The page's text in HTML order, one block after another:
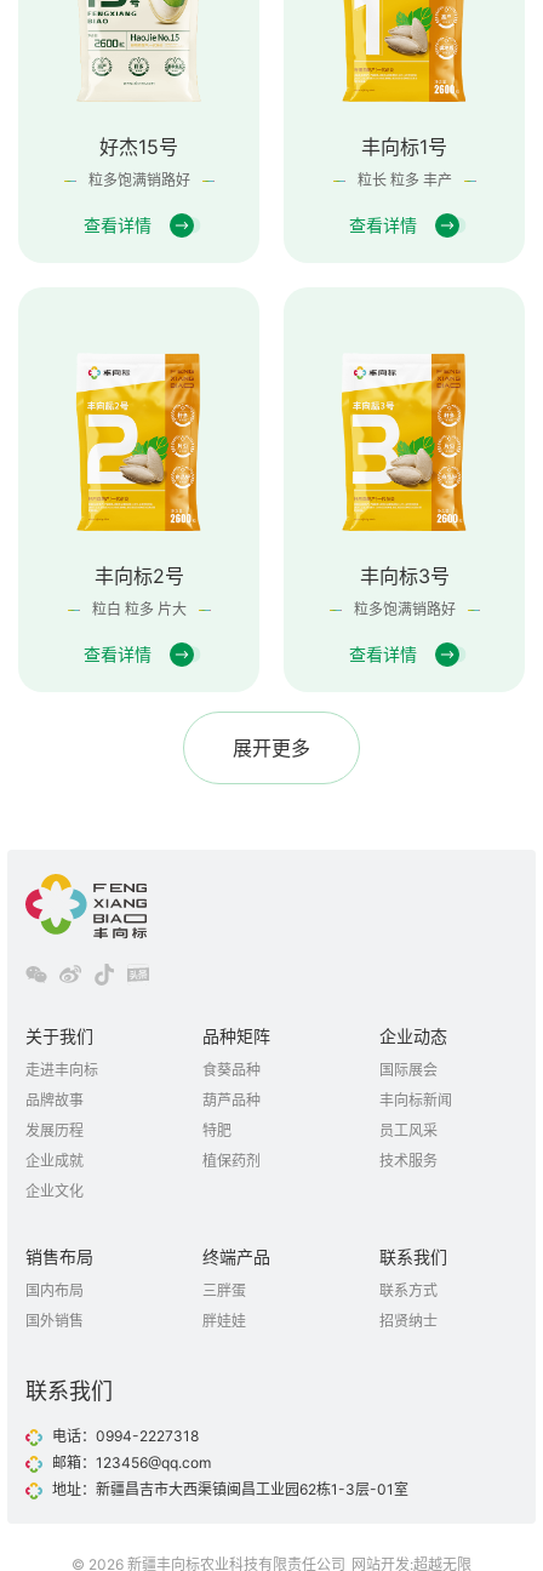
好杰15号
粒多饱满销路好
查看详情
丰向标1号
粒长 粒多 丰产
查看详情
丰向标2号
粒白 粒多 片大
查看详情
丰向标3号
粒多饱满销路好
查看详情
展开更多
关于我们
走进丰向标
品牌故事
发展历程
企业成就
企业文化
品种矩阵
食葵品种
葫芦品种
特肥
植保药剂
企业动态
国际展会
丰向标新闻
员工风采
技术服务
销售布局
国内布局
国外销售
终端产品
三胖蛋
胖娃娃
联系我们
联系方式
招贤纳士
联系我们
电话：0994-2227318
邮箱：123456@qq.com
地址：新疆昌吉市大西渠镇闽昌工业园62栋1-3层-01室
© 2026 新疆丰向标农业科技有限责任公司 网站开发:超越无限